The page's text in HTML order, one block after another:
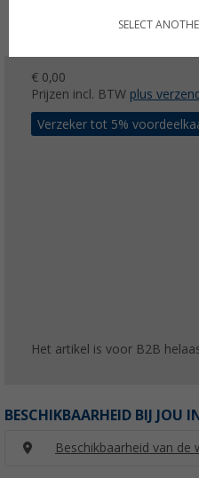
€ 0,00
Prijzen incl. BTW plus
Verzeker tot 5%
Het artikel is voor B2B
BESCHIKBAARHEID BIJ JOU
Beschikbaarheid van de
SELECT